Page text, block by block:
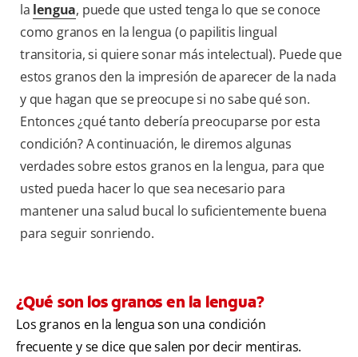
la lengua, puede que usted tenga lo que se conoce
como granos en la lengua (o papilitis lingual
transitoria, si quiere sonar más intelectual). Puede que
estos granos den la impresión de aparecer de la nada
y que hagan que se preocupe si no sabe qué son.
Entonces ¿qué tanto debería preocuparse por esta
condición? A continuación, le diremos algunas
verdades sobre estos granos en la lengua, para que
usted pueda hacer lo que sea necesario para
mantener una salud bucal lo suficientemente buena
para seguir sonriendo.
¿Qué son los granos en la lengua?
Los granos en la lengua son una condición
frecuente y se dice que salen por decir mentiras.